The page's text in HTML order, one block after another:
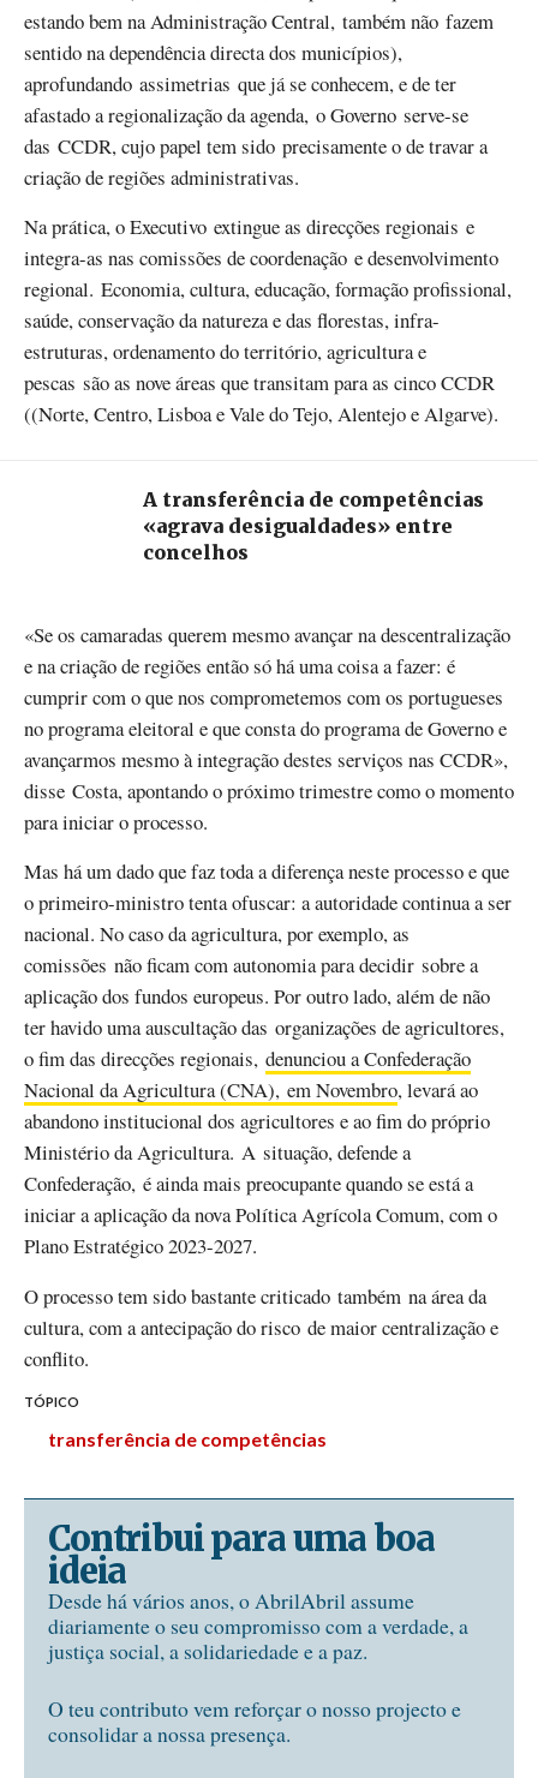
estando bem na Administração Central, também não fazem
sentido na dependência directa dos municípios),
aprofundando assimetrias que já se conhecem, e de ter
afastado a regionalização da agenda, o Governo serve-se
das CCDR, cujo papel tem sido precisamente o de travar a
criação de regiões administrativas.
Na prática, o Executivo extingue as direcções regionais e
integra-as nas comissões de coordenação e desenvolvimento
regional. Economia, cultura, educação, formação profissional,
saúde, conservação da natureza e das florestas, infra-
estruturas, ordenamento do território, agricultura e
pescas são as nove áreas que transitam para as cinco CCDR
((Norte, Centro, Lisboa e Vale do Tejo, Alentejo e Algarve).
A transferência de competências
«agrava desigualdades» entre
concelhos
«Se os camaradas querem mesmo avançar na descentralização
e na criação de regiões então só há uma coisa a fazer: é
cumprir com o que nos comprometemos com os portugueses
no programa eleitoral e que consta do programa de Governo e
avançarmos mesmo à integração destes serviços nas CCDR»,
disse Costa, apontando o próximo trimestre como o momento
para iniciar o processo.
Mas há um dado que faz toda a diferença neste processo e que
o primeiro-ministro tenta ofuscar: a autoridade continua a ser
nacional. No caso da agricultura, por exemplo, as
comissões não ficam com autonomia para decidir sobre a
aplicação dos fundos europeus. Por outro lado, além de não
ter havido uma auscultação das organizações de agricultores,
o fim das direcções regionais, denunciou a Confederação
Nacional da Agricultura (CNA), em Novembro, levará ao
abandono institucional dos agricultores e ao fim do próprio
Ministério da Agricultura. A situação, defende a
Confederação, é ainda mais preocupante quando se está a
iniciar a aplicação da nova Política Agrícola Comum, com o
Plano Estratégico 2023-2027.
O processo tem sido bastante criticado também na área da
cultura, com a antecipação do risco de maior centralização e
conflito.
TÓPICO
transferência de competências
Contribui para uma boa
ideia
Desde há vários anos, o AbrilAbril assume
diariamente o seu compromisso com a verdade, a
justiça social, a solidariedade e a paz.
O teu contributo vem reforçar o nosso projecto e
consolidar a nossa presença.